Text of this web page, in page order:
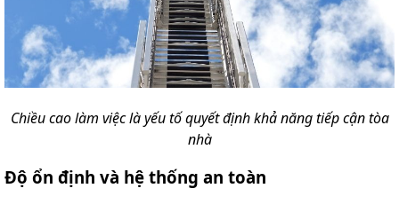
Chiều cao làm việc là yếu tố quyết định khả năng tiếp cận tòa
nhà
Độ ổn định và hệ thống an toàn